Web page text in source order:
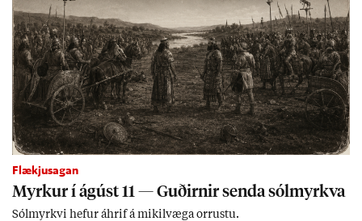
Flækjusagan
Myrk­ur í ág­úst 11 — Guð­irn­ir senda sól­myrkva
Sól­myrkvi hef­ur áhrif á mik­il­væga orr­ustu.